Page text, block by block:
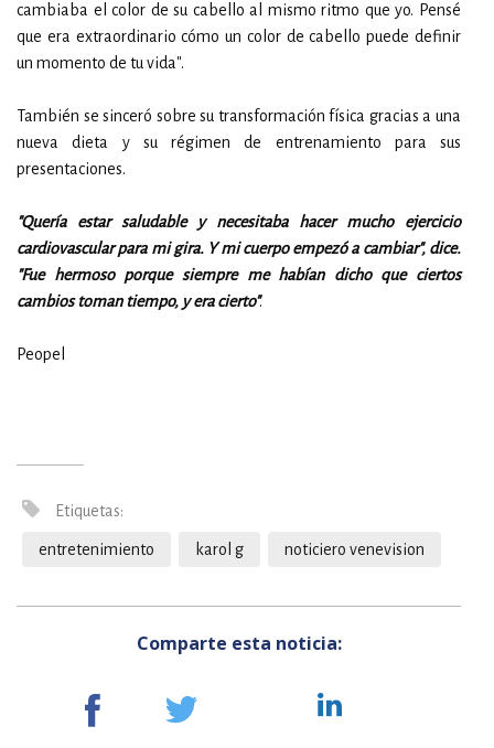
cambiaba el color de su cabello al mismo ritmo que yo. Pensé
que era extraordinario cómo un color de cabello puede definir
un momento de tu vida".
También se sinceró sobre su transformación física gracias a una
nueva dieta y su régimen de entrenamiento para sus
presentaciones.
"Quería estar saludable y necesitaba hacer mucho ejercicio
cardiovascular para mi gira. Y mi cuerpo empezó a cambiar", dice.
"Fue hermoso porque siempre me habían dicho que ciertos
cambios toman tiempo, y era cierto".
Peopel
Etiquetas:
entretenimiento karol g noticiero venevision
Comparte esta noticia: